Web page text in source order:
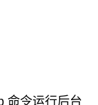
命令运行后台